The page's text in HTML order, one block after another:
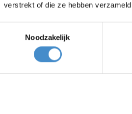
verstrekt of die ze hebben
Noodzakelijk
746 39